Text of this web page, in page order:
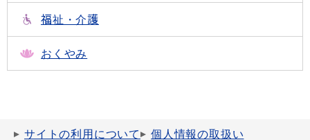
福祉・介護
おくやみ
サイトの利用について
個人情報の取扱い